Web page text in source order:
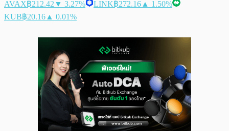
AVAX฿212.42 ▼ 3.27% LINK฿272.16 ▲ 1.50%
KUB฿20.16 ▲ 0.01%